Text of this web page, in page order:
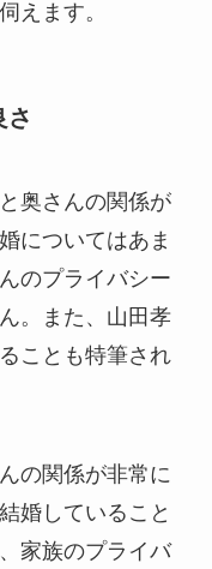
えます。
さ
奥さんの関係が
についてはあま
のプライバシー
。また、山田孝
ことも特筆され
の関係が非常に
婚していること
家族のプライバ